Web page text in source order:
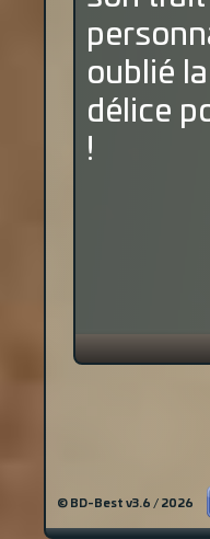
oublié
délice
!
© BD-Best v3.6 / 2026